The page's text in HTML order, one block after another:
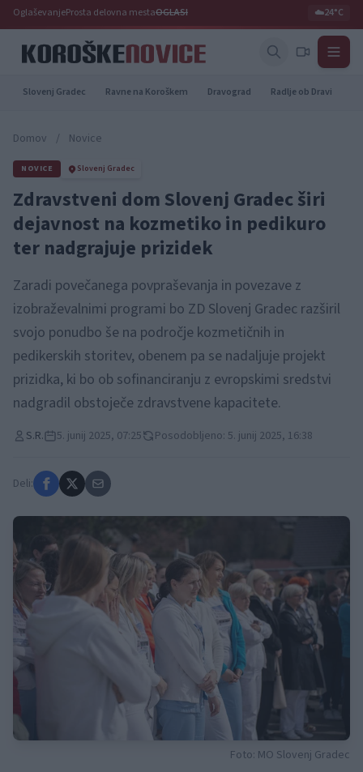
OglaševanjeProsta delovna mestaOGLASI ☁️24°C
Slovenj Gradec Ravne na Koroškem Dravograd Radlje ob Dravi
Domov / Novice
NOVICE Slovenj Gradec
Zdravstveni dom Slovenj Gradec širi
dejavnost na kozmetiko in pedikuro
ter nadgrajuje prizidek
Zaradi povečanega povpraševanja in povezave z
izobraževalnimi programi bo ZD Slovenj Gradec razširil
svojo ponudbo še na področje kozmetičnih in
pedikerskih storitev, obenem pa se nadaljuje projekt
prizidka, ki bo ob sofinanciranju z evropskimi sredstvi
nadgradil obstoječe zdravstvene kapacitete.
S.R. 5. junij 2025, 07:25 Posodobljeno: 5. junij 2025, 16:38
Deli:
Foto: MO Slovenj Gradec